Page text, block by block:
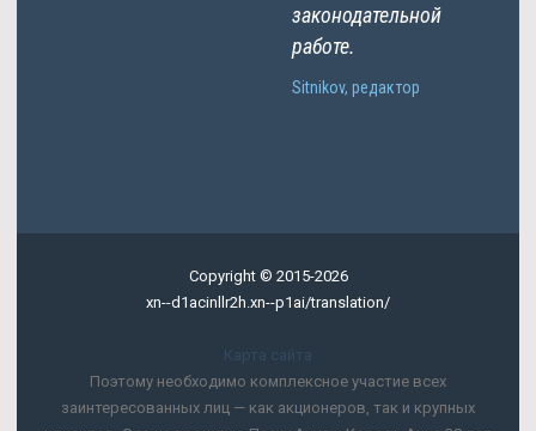
законодательной
работе.
Sitnikov, редактор
Copyright © 2015-2026
xn--d1acinllr2h.xn--p1ai/translation/
Карта сайта
Поэтому необходимо комплексное участие всех
заинтересованных лиц — как акционеров, так и крупных